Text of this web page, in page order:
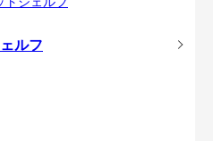
ルフ